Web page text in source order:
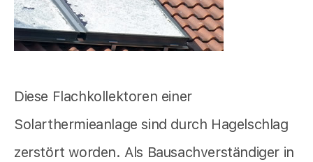
Diese Flachkollektoren einer
Solarthermieanlage sind durch Hagelschlag
zerstört worden. Als Bausachverständiger in